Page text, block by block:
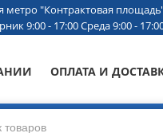
метро "Контрактовая
9:00 - 17:00 Среда 9:00 -
ОПЛАТА И